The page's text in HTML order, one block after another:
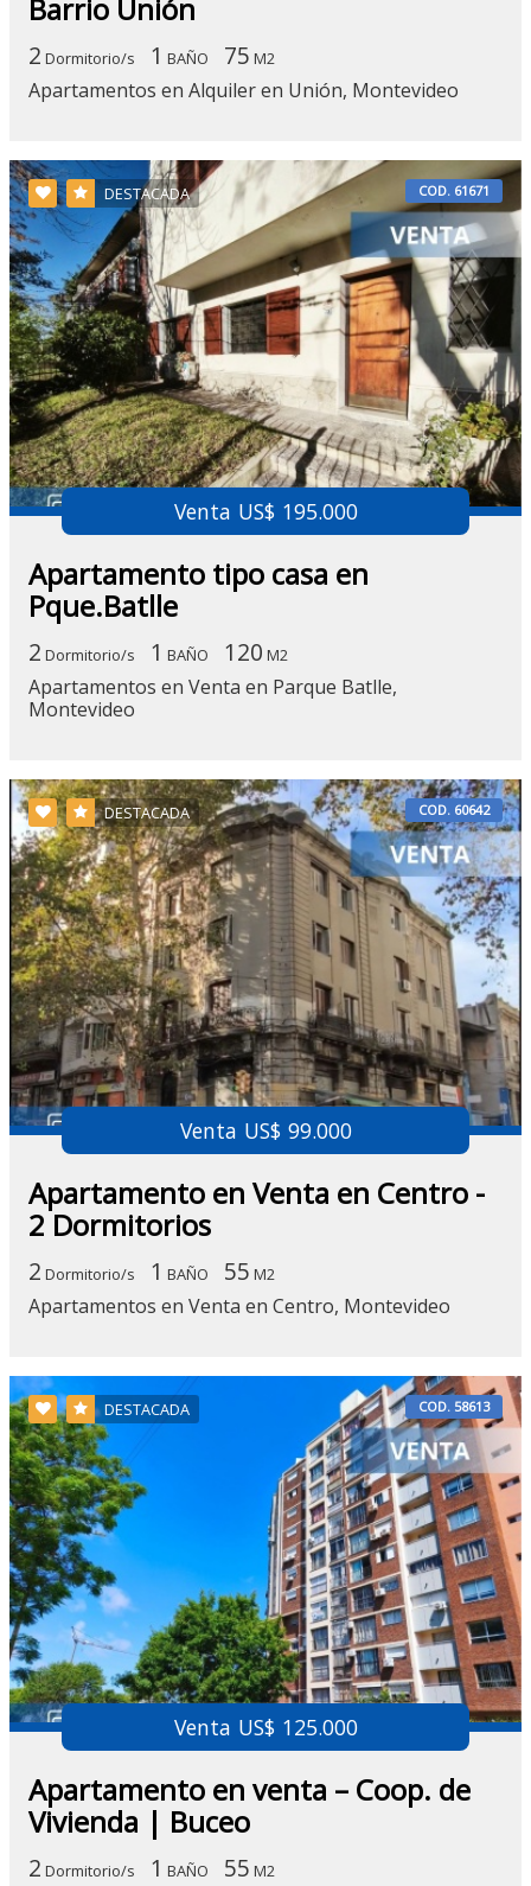
Barrio Unión
2 Dormitorio/s 1 BAÑO 75 M2
Apartamentos en Alquiler en Unión, Montevideo
DESTACADA COD. 61671
Venta US$ 195.000
Apartamento tipo casa en
Pque.Batlle
2 Dormitorio/s 1 BAÑO 120 M2
Apartamentos en Venta en Parque Batlle,
Montevideo
DESTACADA COD. 60642
Venta US$ 99.000
Apartamento en Venta en Centro -
2 Dormitorios
2 Dormitorio/s 1 BAÑO 55 M2
Apartamentos en Venta en Centro, Montevideo
DESTACADA COD. 58613
Venta US$ 125.000
Apartamento en venta – Coop. de
Vivienda | Buceo
2 Dormitorio/s 1 BAÑO 55 M2